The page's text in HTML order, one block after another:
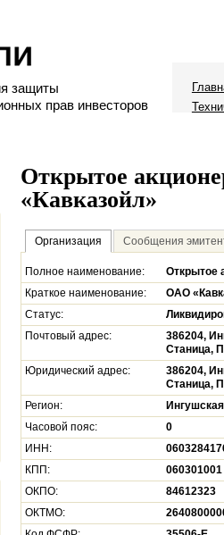
защиты
прав инвесторов
Открытое
«Кавказойл»
Организация Сообщения
Полное наименование:
Открытое
Краткое наименование:
ОАО
Статус:
Почтовый адрес:
386204,
Станица,
Юридический адрес:
386204,
Станица,
Регион:
Часовой пояс:
0
ИНН:
КПП:
060301001
ОКПО:
84612323
ОКТМО: